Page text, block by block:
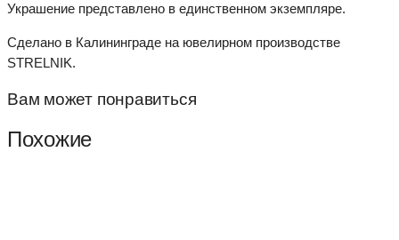
Украшение представлено в единственном экземпляре.
Сделано в Калининграде на ювелирном производстве
STRELNIK.
Вам может понравиться
Похожие